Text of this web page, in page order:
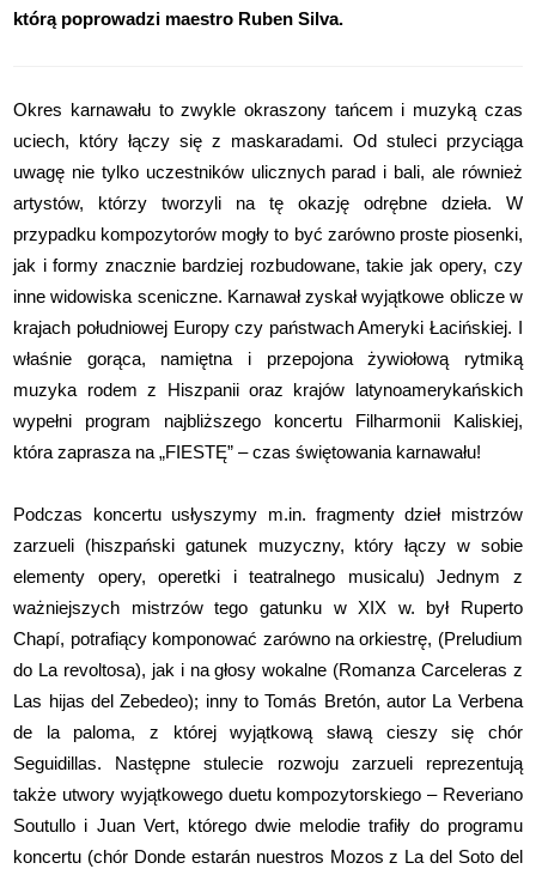
którą poprowadzi maestro Ruben Silva.
Okres karnawału to zwykle okraszony tańcem i muzyką czas
uciech, który łączy się z maskaradami. Od stuleci przyciąga
uwagę nie tylko uczestników ulicznych parad i bali, ale również
artystów, którzy tworzyli na tę okazję odrębne dzieła. W
przypadku kompozytorów mogły to być zarówno proste piosenki,
jak i formy znacznie bardziej rozbudowane, takie jak opery, czy
inne widowiska sceniczne. Karnawał zyskał wyjątkowe oblicze w
krajach południowej Europy czy państwach Ameryki Łacińskiej. I
właśnie gorąca, namiętna i przepojona żywiołową rytmiką
muzyka rodem z Hiszpanii oraz krajów latynoamerykańskich
wypełni program najbliższego koncertu Filharmonii Kaliskiej,
która zaprasza na „FIESTĘ” – czas świętowania karnawału!
Podczas koncertu usłyszymy m.in. fragmenty dzieł mistrzów
zarzueli (hiszpański gatunek muzyczny, który łączy w sobie
elementy opery, operetki i teatralnego musicalu) Jednym z
ważniejszych mistrzów tego gatunku w XIX w. był Ruperto
Chapí, potrafiący komponować zarówno na orkiestrę, (Preludium
do La revoltosa), jak i na głosy wokalne (Romanza Carceleras z
Las hijas del Zebedeo); inny to Tomás Bretón, autor La Verbena
de la paloma, z której wyjątkową sławą cieszy się chór
Seguidillas. Następne stulecie rozwoju zarzueli reprezentują
także utwory wyjątkowego duetu kompozytorskiego – Reveriano
Soutullo i Juan Vert, którego dwie melodie trafiły do programu
koncertu (chór Donde estarán nuestros Mozos z La del Soto del